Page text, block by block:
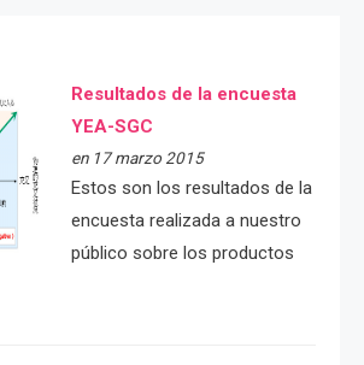
Resultados de la encuesta
YEA-SGC
en 17 marzo 2015
Estos son los resultados de la
encuesta realizada a nuestro
público sobre los productos